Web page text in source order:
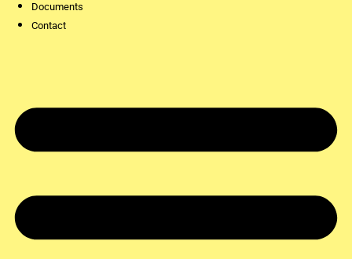
Documents
Contact